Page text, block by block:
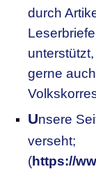
durch
unterstützt,
gerne
Unsere S
verseht;
(https://